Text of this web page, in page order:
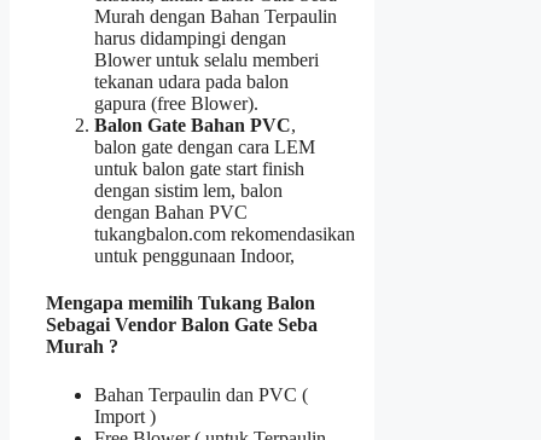
Murah dengan Bahan Terpaulin
harus didampingi dengan
Blower untuk selalu memberi
tekanan udara pada balon
gapura (free Blower).
Balon Gate Bahan PVC,
balon gate dengan cara LEM
untuk balon gate start finish
dengan sistim lem, balon
dengan Bahan PVC
tukangbalon.com rekomendasikan
untuk penggunaan Indoor,
Mengapa memilih Tukang Balon
Sebagai Vendor Balon Gate Seba
Murah ?
Bahan Terpaulin dan PVC (
Import )